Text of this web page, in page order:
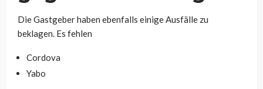
Die Gastgeber haben ebenfalls einige Ausfälle zu
beklagen. Es fehlen
Cordova
Yabo